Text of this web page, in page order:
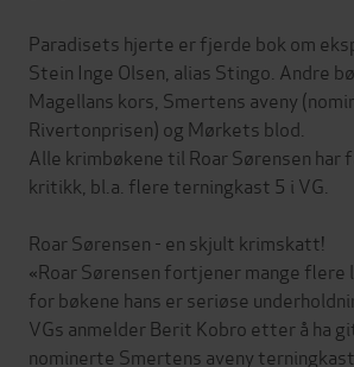
Paradisets hjerte er fjerde bok om
Stein Inge Olsen, alias Stingo. Andre
Magellans kors, Smertens aveny
Rivertonprisen) og Mørkets blod.
Alle krimbøkene til Roar Sørensen
kritikk, bl.a. flere terningkast 5 i VG.
Roar Sørensen - en skjult krimskatt!
«Roar Sørensen fortjener mange flere
for bøkene hans er seriøse
VGs anmelder Berit Kobro etter å ha
nominerte Smertens aveny terningkast